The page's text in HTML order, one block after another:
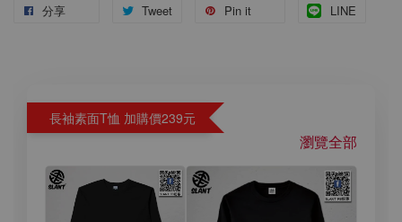
分享 Tweet Pin it LINE
長袖素面T恤 加購價239元
瀏覽全部